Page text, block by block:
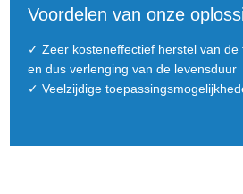
Voordelen van onze
✓ Zeer kosteneffectief herstel van
en dus verlenging van de levensduur
✓ Veelzijdige